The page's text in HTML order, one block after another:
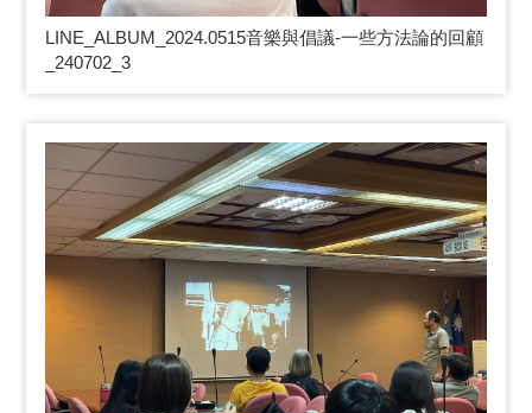
LINE_ALBUM_2024.0515音樂與倡議-一些方法論的回顧
_240702_3